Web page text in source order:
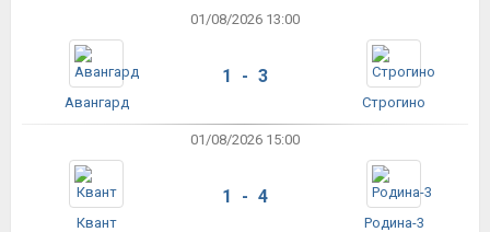
01/08/2026 13:00
Авангард
1 - 3
Строгино
01/08/2026 15:00
Квант
1 - 4
Родина-3